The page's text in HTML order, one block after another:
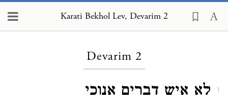
Karati Bekhol Lev, Devarim 2
Devarim 2
1 לא איש דברים אנוכי